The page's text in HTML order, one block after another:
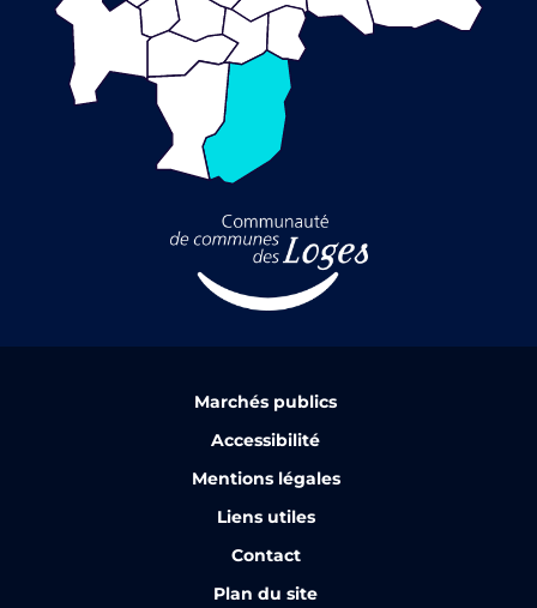
Marchés publics
Accessibilité
Mentions légales
Liens utiles
Contact
Plan du site